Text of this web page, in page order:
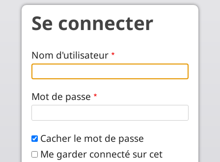
Aller au contenu principal
Se connecter
Nom d'utilisateur
Mot de passe
Cacher le mot de passe
Me garder connecté sur cet